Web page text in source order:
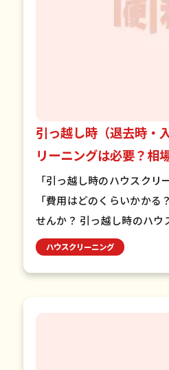
引っ越し時（退去時・
リーニングは必要？相
解説
「引っ越し時のハウスクリ
「費用はどのくらいかかる
せんか？ 引っ越し時のハウ
くの場合必要です。特に賃
状回復義務があります。費…
ハウスクリーニング